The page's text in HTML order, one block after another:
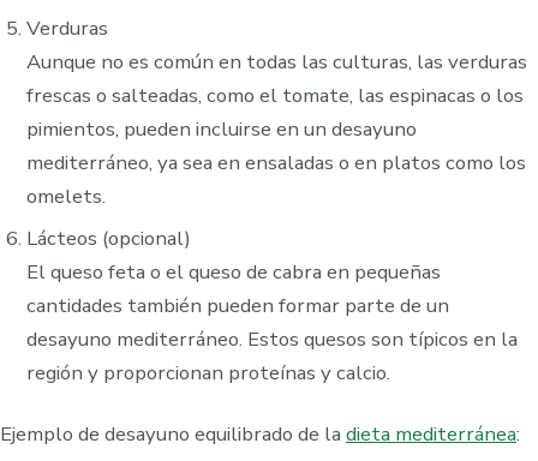
Verduras
Aunque no es común en todas las culturas, las verduras
frescas o salteadas, como el tomate, las espinacas o los
pimientos, pueden incluirse en un desayuno
mediterráneo, ya sea en ensaladas o en platos como los
omelets.
Lácteos (opcional)
El queso feta o el queso de cabra en pequeñas
cantidades también pueden formar parte de un
desayuno mediterráneo. Estos quesos son típicos en la
región y proporcionan proteínas y calcio.
Ejemplo de desayuno equilibrado de la dieta mediterránea: